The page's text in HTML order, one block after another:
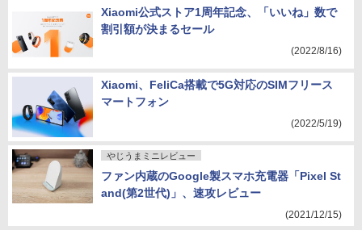
Xiaomi公式ストア1周年記念、「いいね」数で
割引額が決まるセール
(2022/8/16)
Xiaomi、FeliCa搭載で5G対応のSIMフリース
マートフォン
(2022/5/19)
やじうまミニレビュー
ファン内蔵のGoogle製スマホ充電器「Pixel St
and(第2世代)」、速攻レビュー
(2021/12/15)